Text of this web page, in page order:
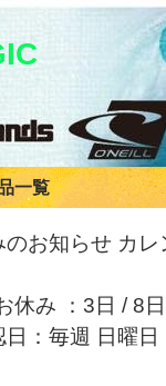
一覧
お知らせ カ
休み ：3日 / 8
：毎週 日曜日